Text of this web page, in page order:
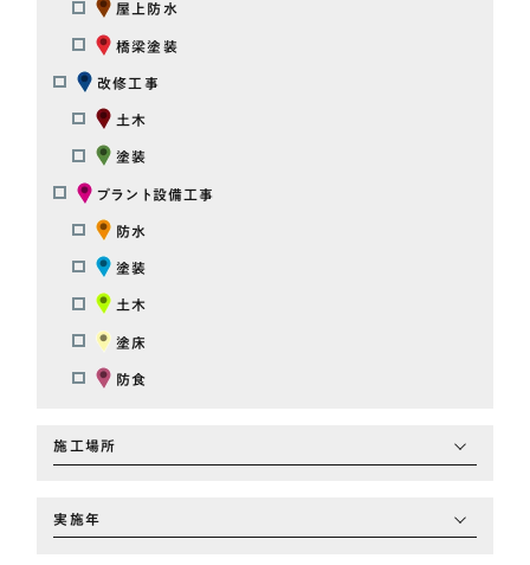
屋上防水
橋梁塗装
改修工事
土木
塗装
プラント設備工事
防水
塗装
土木
塗床
防食
施工場所
実施年